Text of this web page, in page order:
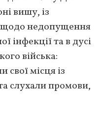
вишу, із
щодо недопущення
інфекції та в дусі
війська:
свої місця із
слухали промови,